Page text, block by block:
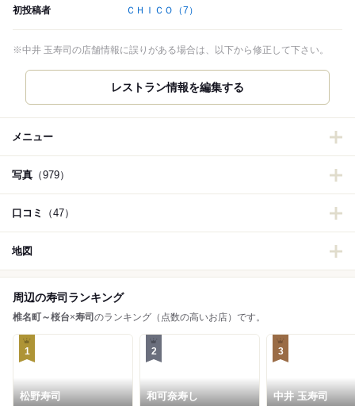
初投稿者 ＣＨＩＣＯ （7）
※中井 玉寿司の店舗情報に誤りがある場合は、以下から修正して下さい。
レストラン情報を編集する
メニュー
写真 （979）
口コミ （47）
地図
周辺の寿司ランキング
椎名町～桜台×寿司 のランキング（点数の高いお店）です。
1
松野寿司
2
和可奈寿し
3
中井 玉寿司